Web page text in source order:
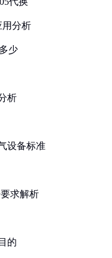
用分析
少
析
设备标准
求解析
的